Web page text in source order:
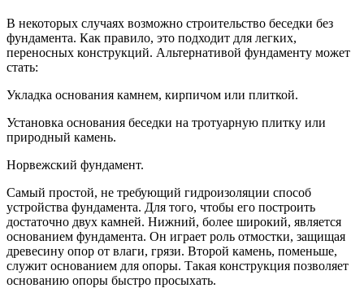
В некоторых случаях возможно строительство беседки без
фундамента. Как правило, это подходит для легких,
переносных конструкций. Альтернативой фундаменту может
стать:
Укладка основания камнем, кирпичом или плиткой.
Установка основания беседки на тротуарную плитку или
природный камень.
Норвежский фундамент.
Самый простой, не требующий гидроизоляции способ
устройства фундамента. Для того, чтобы его построить
достаточно двух камней. Нижний, более широкий, является
основанием фундамента. Он играет роль отмостки, защищая
древесину опор от влаги, грязи. Второй камень, поменьше,
служит основанием для опоры. Такая конструкция позволяет
основанию опоры быстро просыхать.